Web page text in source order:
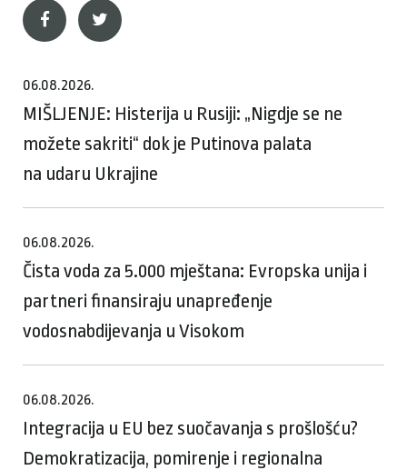
06.08.2026.
MIŠLJENJE: Histerija u Rusiji: „Nigdje se ne
možete sakriti“ dok je Putinova palata
na udaru Ukrajine
06.08.2026.
Čista voda za 5.000 mještana: Evropska unija i
partneri finansiraju unapređenje
vodosnabdijevanja u Visokom
06.08.2026.
Integracija u EU bez suočavanja s prošlošću?
Demokratizacija, pomirenje i regionalna